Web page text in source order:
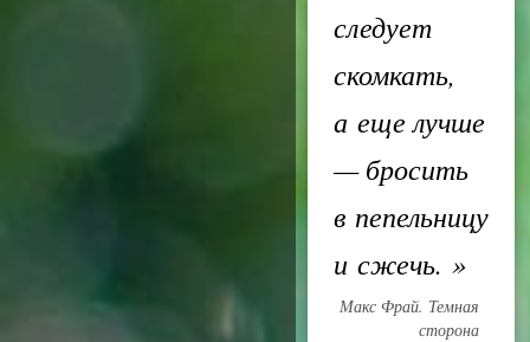
следует
скомкать,
а еще лучше
— бросить
в пепельницу
и сжечь. »
Макс Фрай. Темная
сторона